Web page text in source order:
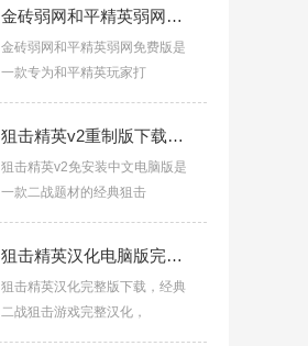
金砖弱网和平精英弱网免费版v5.0手机版
金砖弱网和平精英弱网免费版是
一款专为和平精英玩家打
狙击精英v2重制版下载v1.13官方版
狙击精英v2免安装中文电脑版是
一款二战题材的经典狙击
狙击精英汉化电脑版完整版下载v1.0重制版
狙击精英汉化完整版下载，经典
二战狙击游戏完整汉化，